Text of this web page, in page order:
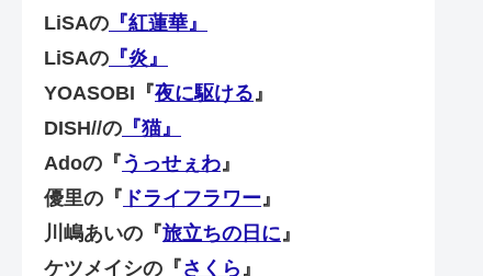
LiSAの 『紅蓮華』
LiSAの 『炎』
YOASOBI『夜に駆ける 』
DISH//の 『猫』
Adoの『うっせぇわ 』
優里の『 ドライフラワー 』
川嶋あいの『旅立ちの日に 』
ケツメイシの『さくら 』